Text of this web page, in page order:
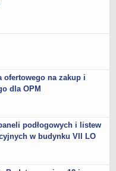
ofertowego na zakup i
dla OPM
podłogowych i listew
w budynku VII LO